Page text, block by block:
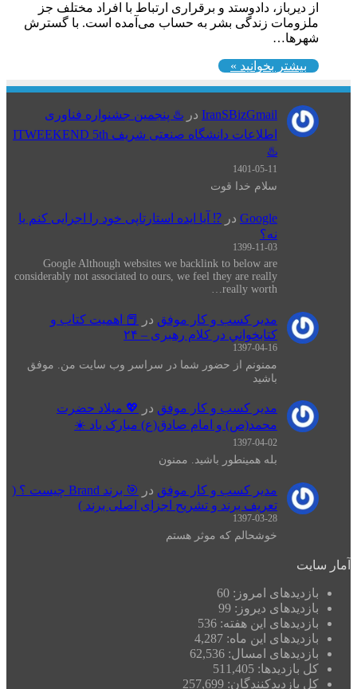
از دیرباز، دادوستد و برقراری ارتباط با افراد مختلف جز
ملزومات زندگی بشر به حساب می‌آمده است. با گسترش
شهرها…
بیشتر بخوانید »
IranSBizGmail در ♨️ پنجمین جشنواره فناوری
اطلاعات دانشگاه صنعتی شریف ITWEEKEND 5th
♨️
1401-05-11
سلام خدا قوت
Google در ⁉️ آیا ایده استارتاپی خود را اجرایی کنم یا
نه؟
1399-11-03
Google Although websites we backlink to below are
considerably not associated to ours, we feel they are really
really worth…
مدیر کسب و کار موفق در
📕 اهميت كتاب و
كتابخواني در كلام رهبری – ۲۴
1397-04-16
ممنونم از حضور شما در سراسر وب سایت من. موفق
باشید
مدیر کسب و کار موفق در
💖 میلاد حضرت
محمد(ص) و امام صادق(ع) مبارک باد ☀️
1397-04-02
بله همینطور باشید. ممنون
مدیر کسب و کار موفق در
🎯 برند Brand چیست ؟ (
تعریف برند و تشریح اجزای اصلی برند )
1397-03-28
خوشحالم که موثر هستم
آمار سایت
بازدیدهای امروز: 60
بازدیدهای دیروز: 99
بازدیدهای این هفته: 536
بازدیدهای این ماه: 4,287
بازدیدهای امسال: 62,536
کل بازدیدها: 511,405
کل بازدیدکنند‌گان: 257,699